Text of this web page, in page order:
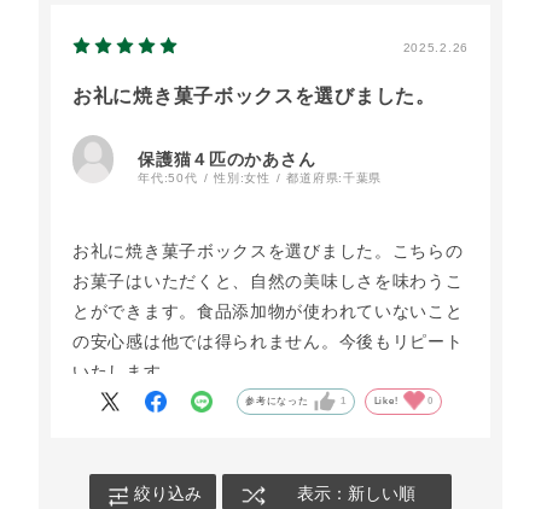
2025.2.26
お礼に焼き菓子ボックスを選びました。
保護猫４匹のかあさん
年代:50代 性別:女性 都道府県:千葉県
お礼に焼き菓子ボックスを選びました。こちらの
お菓子はいただくと、自然の美味しさを味わうこ
とができます。食品添加物が使われていないこと
の安心感は他では得られません。今後もリピート
いたします。
参考になった 1 Like! 0
絞り込み 表示：新しい順